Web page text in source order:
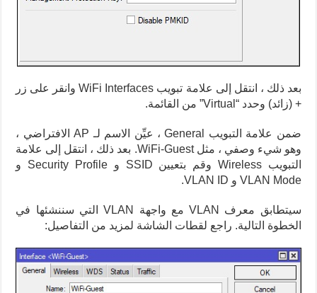
بعد ذلك ، انتقل إلى علامة تبويب WiFi Interfaces وانقر على زر
+ (زائد) وحدد “Virtual” من القائمة.
ضمن علامة التبويب General ، عيِّن الاسم لـ AP الافتراضي ،
وهو شيء وصفي ، مثل WiFi-Guest. بعد ذلك ، انتقل إلى علامة
التبويب Wireless وقم بتعيين SSID و Security Profile و
VLAN Mode و VLAN ID.
سيتطابق معرف VLAN مع واجهة VLAN التي سننشئها في
الخطوة التالية. راجع لقطات الشاشة لمزيد من التفاصيل: